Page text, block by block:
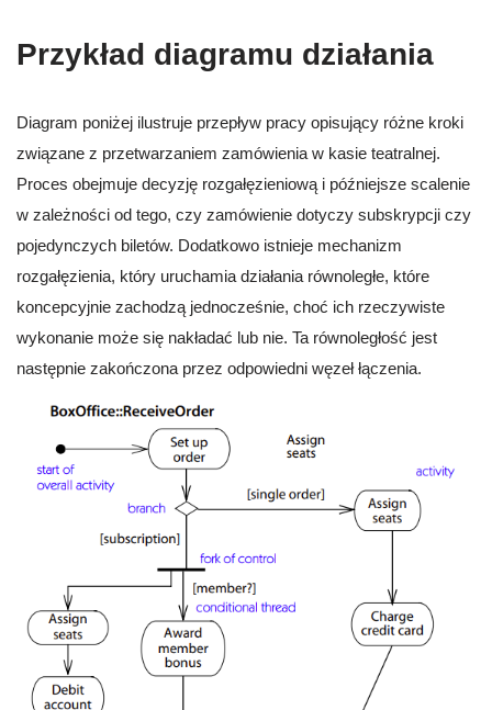
Przykład diagramu działania
Diagram poniżej ilustruje przepływ pracy opisujący różne kroki
związane z przetwarzaniem zamówienia w kasie teatralnej.
Proces obejmuje decyzję rozgałęzieniową i późniejsze scalenie
w zależności od tego, czy zamówienie dotyczy subskrypcji czy
pojedynczych biletów. Dodatkowo istnieje mechanizm
rozgałęzienia, który uruchamia działania równoległe, które
koncepcyjnie zachodzą jednocześnie, choć ich rzeczywiste
wykonanie może się nakładać lub nie. Ta równoległość jest
następnie zakończona przez odpowiedni węzeł łączenia.